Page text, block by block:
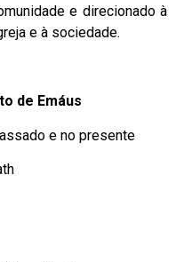
e direcionado à
e à sociedade.
de Emáus
e no presente